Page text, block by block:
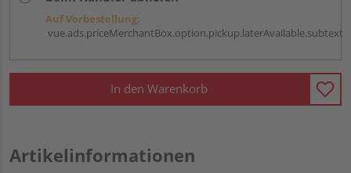
Auf Vorbestellung:
vue.ads.priceMerchantBox.option.pickup.laterAvailable.subtext
In den Warenkorb
Artikelinformationen